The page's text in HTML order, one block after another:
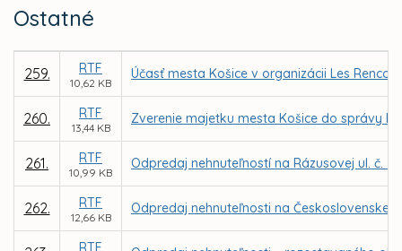
Ostatné
259. RTF
10,62 KB
Účasť mesta Košice v organizácii Les
260. RTF
13,44 KB
Zverenie majetku mesta Košice do správy
261. RTF
10,99 KB
Odpredaj nehnuteľností na Rázusovej ul. č.
262. RTF
12,66 KB
Odpredaj nehnuteľnosti na Československej
RTF